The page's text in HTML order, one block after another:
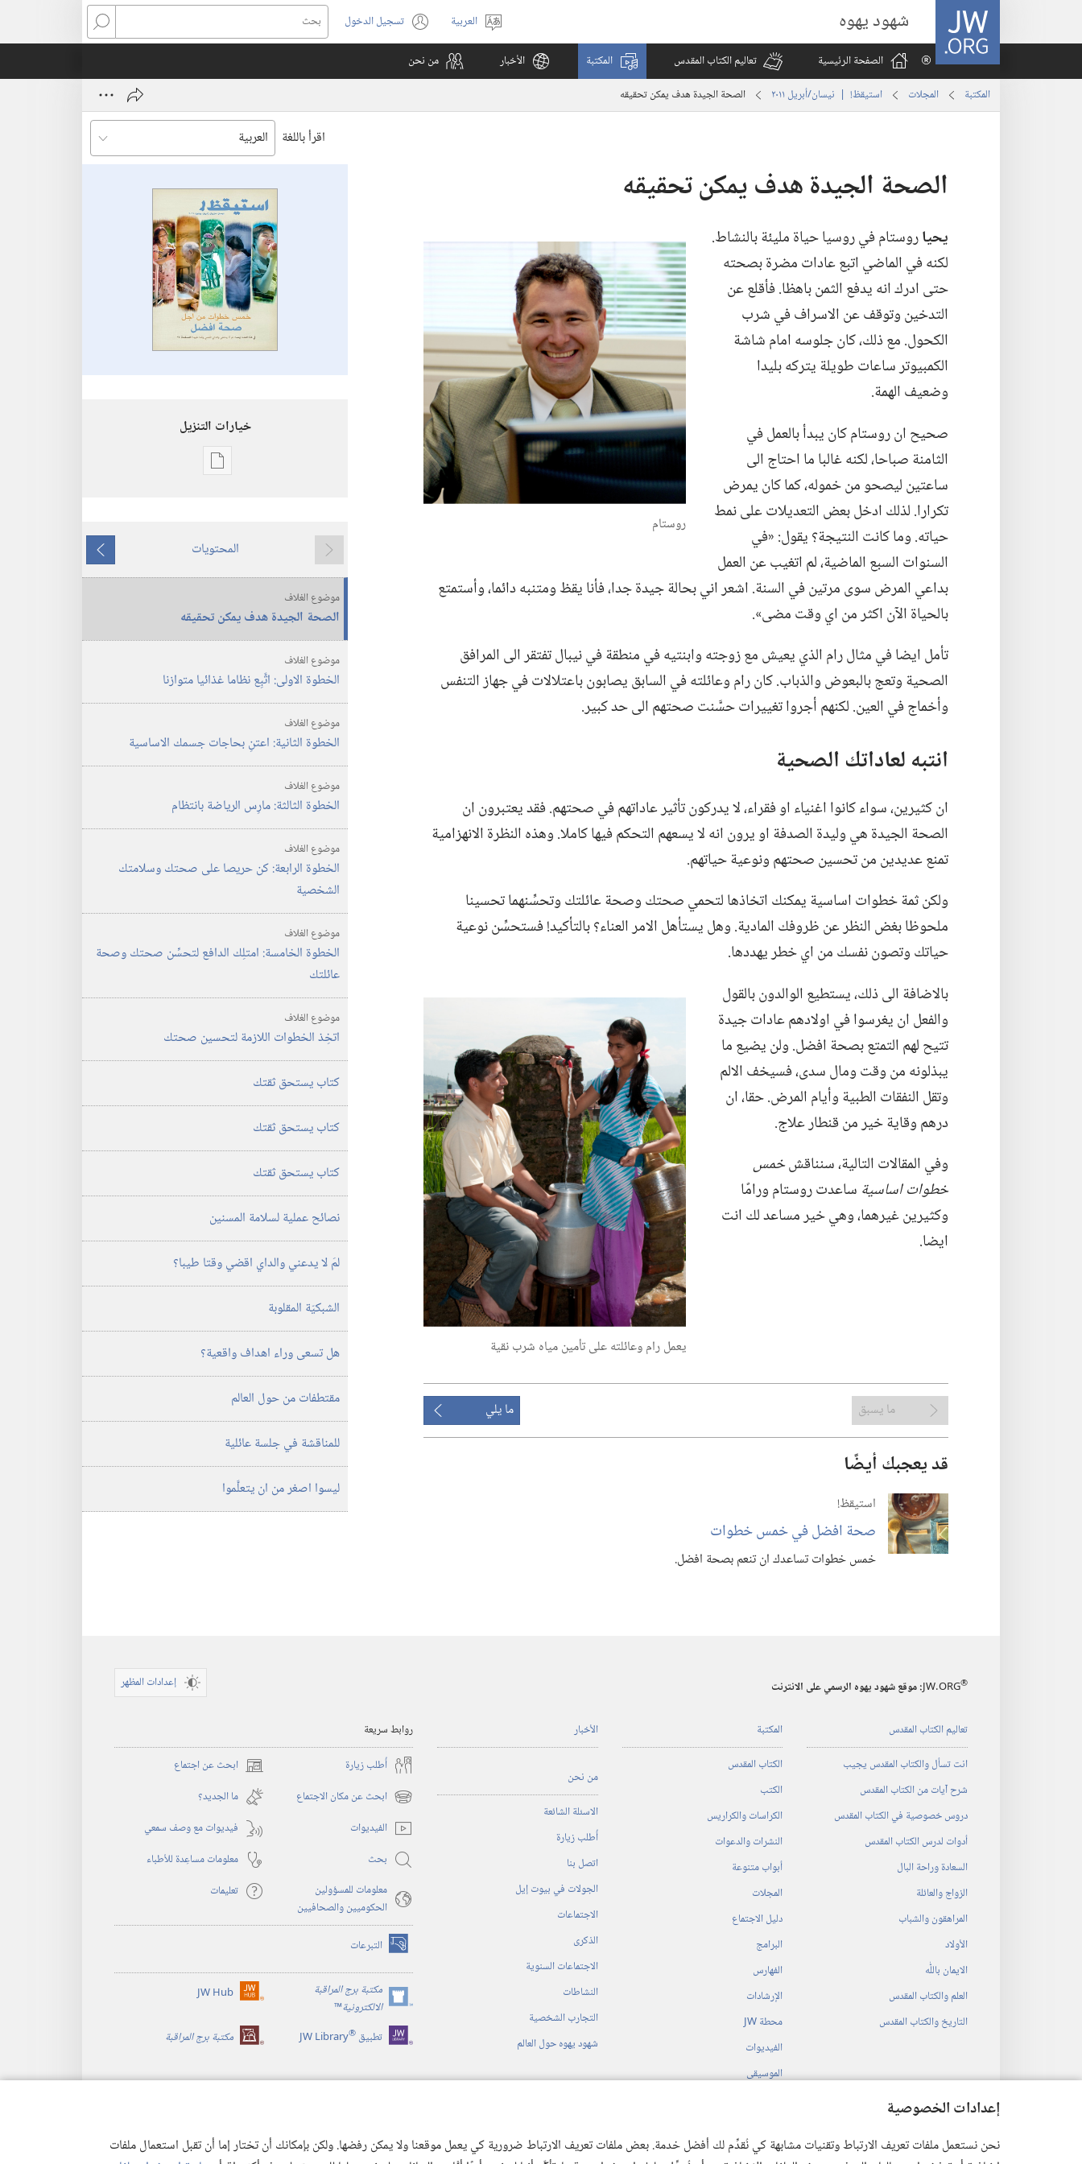
إعدادات الخصوصية
نحن نستعمل ملفات تعريف الارتباط وتقنيات مشابهة كي نُقدِّم لك أفضل خدمة. بعض ملفات تعريف الارتباط ضرورية كي يعمل موقعنا ولا يمكن رفضها. ولكن بإمكانك أن تختار إما أن تقبل استعمال ملفات
JW.ORG شهود يهوه
اختر
اللغة
العربية تسجيل الدخول
(يفتح
نافذة
بحث
الصفحة الرئيسية
تعاليم الكتاب المقدس المكتبة الأخبار من نحن
المكتبة المجلات استيقظ‏!‏ | ‏‎نيسان/أبريل‏ ‏‎٢٠١١‏ الصحة الجيدة هدف يمكن تحقيقه
اقرأ باللغة
الصحة الجيدة هدف يمكن تحقيقه
روستام
يحياروستام في روسيا حياة مليئة بالنشاط.‏
لكنه في الماضي اتبع عادات مضرة بصحته
حتى ادرك انه يدفع الثمن باهظا.‏ فأقلع عن
التدخين وتوقف عن الاسراف في شرب
الكحول.‏ مع ذلك،‏ كان جلوسه امام شاشة
الكمبيوتر ساعات طويلة يتركه بليدا
وضعيف الهمة.‏
صحيح ان روستام كان يبدأ بالعمل في
الثامنة صباحا،‏ لكنه غالبا ما احتاج الى
ساعتين ليصحو من خموله،‏ كما كان يمرض
تكرارا.‏ لذلك ادخل بعض التعديلات على نمط
حياته.‏ وما كانت النتيجة؟‏ يقول:‏ «في
السنوات السبع الماضية،‏ لم اتغيب عن العمل
بداعي المرض سوى مرتين في السنة.‏ اشعر اني بحالة جيدة جدا،‏ فأنا يقظ ومتنبه دائما،‏ وأستمتع
بالحياة الآن اكثر من اي وقت مضى».‏
تأمل ايضا في مثال رام الذي يعيش مع زوجته وابنتيه في منطقة في نيبال تفتقر الى المرافق
الصحية وتعج بالبعوض والذباب.‏ كان رام وعائلته في السابق يصابون باعتلالات في جهاز التنفس
وأخماج في العين.‏ لكنهم أجروا تغييرات حسَّنت صحتهم الى حد كبير.‏
انتبه لعاداتك الصحية
ان كثيرين،‏ سواء كانوا اغنياء او فقراء،‏ لا يدركون تأثير عاداتهم في صحتهم.‏ فقد يعتبرون ان
الصحة الجيدة هي وليدة الصدفة او يرون انه لا يسعهم التحكم فيها كاملا.‏ وهذه النظرة الانهزامية
تمنع عديدين من تحسين صحتهم ونوعية حياتهم.‏
ولكن ثمة خطوات اساسية يمكنك اتخاذها لتحمي صحتك وصحة عائلتك وتحسِّنهما تحسينا
ملحوظا بغض النظر عن ظروفك المادية.‏ وهل يستأهل الامر العناء؟‏ بالتأكيد!‏ فستحسِّن نوعية
حياتك وتصون نفسك من اي خطر يهددها.‏
يعمل رام وعائلته على تأمين مياه شرب نقية
بالاضافة الى ذلك،‏ يستطيع الوالدون بالقول
والفعل ان يغرسوا في اولادهم عادات جيدة
تتيح لهم التمتع بصحة افضل.‏ ولن يضيع ما
يبذلونه من وقت ومال سدى،‏ فسيخف الالم
وتقل النفقات الطبية وأيام المرض.‏ حقا،‏ ان
درهم وقاية خير من قنطار علاج.‏
وفي المقالات التالية،‏ سنناقشخمس
خطوات اساسية ساعدت روستام ورامًا
وكثيرين غيرهما،‏ وهي خير مساعد لك انت
ايضا.‏
ما يسبق ما يلي
قد يعجبك أيضًا
استيقظ‏!‏
صحة افضل في خمس خطوات
خمس خطوات تساعدك ان تنعم بصحة افضل.‏
خيارات التنزيل
خيارات
‏‎نيسان/
أبريل‏
ما
يسبق
المحتويات
ما
يلي
موضوع الغلاف
الصحة الجيدة هدف يمكن تحقيقه
موضوع الغلاف
الخطوة الاولى:‏ اتَّبِع نظاما غذائيا متوازنا
موضوع الغلاف
الخطوة الثانية:‏ اعتنِ بحاجات جسمك الاساسية
موضوع الغلاف
الخطوة الثالثة:‏ مارِس الرياضة بانتظام
موضوع الغلاف
الخطوة الرابعة:‏ كن حريصا على صحتك وسلامتك
الشخصية
موضوع الغلاف
الخطوة الخامسة:‏ امتلِك الدافع لتحسِّن صحتك وصحة
عائلتك
موضوع الغلاف
اتخِذ الخطوات اللازمة لتحسين صحتك
كتاب يستحق ثقتك
كتاب يستحق ثقتك
كتاب يستحق ثقتك
نصائح عملية لسلامة المسنين
لمَ لا يدعني والداي اقضي وقتا طيبا؟‏
الشبكيّة المقلوبة
هل تسعى وراء اهداف واقعية؟‏
مقتطفات من حول العالم
للمناقشة في جلسة عائلية
ليسوا اصغر من ان يتعلَّموا
JW.ORG® :‏ موقع شهود يهوه الرسمي على الانترنت إعدادات المظهر
تعاليم الكتاب المقدس
انت تسأل والكتاب المقدس يجيب
شرح آيات من الكتاب المقدس
دروس خصوصية في الكتاب المقدس
أدوات لدرس الكتاب المقدس
السعادة وراحة البال
الزواج والعائلة
المراهقون والشباب
الأولاد
الايمان باللّٰه
العلم والكتاب المقدس
التاريخ والكتاب المقدس
المكتبة
الكتاب المقدس
الكتب
الكراسات والكراريس
النشرات والدعوات
أبواب متنوعة
المجلات
دليل الاجتماع
البرامج
الفهارس
الإرشادات
محطة‏ ‏JW
الفيديوات
الموسيقى
الأخبار
من نحن
الاسئلة الشائعة
أُطلب زيارة
اتصل بنا
الجولات في بيوت إيل
الاجتماعات
الذكرى
الاجتماعات السنوية
النشاطات
التجارب الشخصية
شهود يهوه حول العالم
روابط سريعة
أُطلب زيارة
ابحث عن اجتماع (يفتح
نافذة
جديدة)
ابحث عن مكان الاجتماع (يفتح
نافذة
جديدة)
ما الجديد؟‏
الفيديوات
فيديوات مع وصف سمعي
بحث
معلومات مساعِدة للأطباء
معلومات للمسؤولين
الحكوميين والصحافيين
تعليمات
التبرعات (يفتح
نافذة
جديدة) مكتبة برج المراقبة
الالكترونية™
(يفتح
نافذة
جديدة)
JW Hub (يفتح
جديدة)
تطبيق ®
JW Library مكتبة برج المراقبة